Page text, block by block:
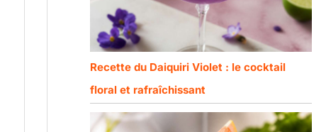
Recette du Daiquiri Violet : le cocktail
floral et rafraîchissant